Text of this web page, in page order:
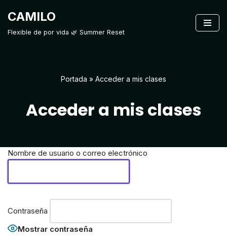
CAMILO
Flexible de por vida 🌿 Summer Reset
Portada » Acceder a mis clases
Acceder a mis clases
Nombre de usuario o correo electrónico
Contraseña
Mostrar contraseña